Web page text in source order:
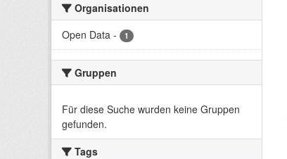
Organisationen
Open Data - 1
Gruppen
Für diese Suche wurden keine Gruppen
gefunden.
Tags